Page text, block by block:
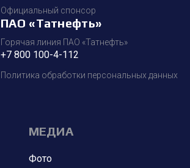
Официальный спонсор
ПАО «Татнефть»
Горячая линия ПАО «Татнефть»
+7 800 100-4-112
Политика обработки персональных данных
МЕДИА
Фото